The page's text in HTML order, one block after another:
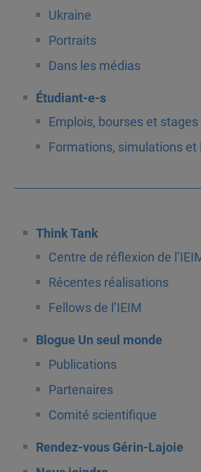
Ukraine
Portraits
Dans les médias
Étudiant-e-s
Emplois, bourses et stages
Formations, simulations et
Think Tank
Centre de réflexion de
Récentes réalisations
Fellows de l’IEIM
Blogue Un seul monde
Publications
Partenaires
Comité scientifique
Rendez-vous Gérin-Lajoie